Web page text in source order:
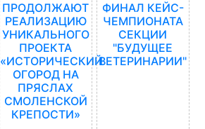
ПРОДОЛЖАЮТ
РЕАЛИЗАЦИЮ
УНИКАЛЬНОГО
ПРОЕКТА
«ИСТОРИЧЕСКИЙ
ОГОРОД НА
ПРЯСЛАХ
СМОЛЕНСКОЙ
КРЕПОСТИ»
ФИНАЛ КЕЙС-
ЧЕМПИОНАТА
СЕКЦИИ
"БУДУЩЕЕ
ВЕТЕРИНАРИИ"